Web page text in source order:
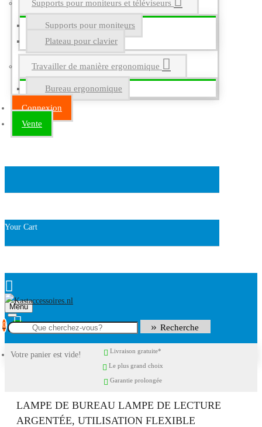
Supports pour moniteurs et téléviseurs
Supports pour moniteurs
Plateau pour clavier
Travailler de manière ergonomique
Bureau ergonomique
Connexion
Vente
Your Cart
Menu
0
Votre panier est vide!
Recherche
Livraison gratuite*
Le plus grand choix
Garantie prolongée
LAMPE DE BUREAU LAMPE DE LECTURE
ARGENTÉE, UTILISATION FLEXIBLE